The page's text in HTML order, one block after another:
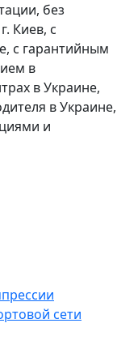
без
Киев, с
с гарантийным
в
в Украине,
в Украине,
и
сети